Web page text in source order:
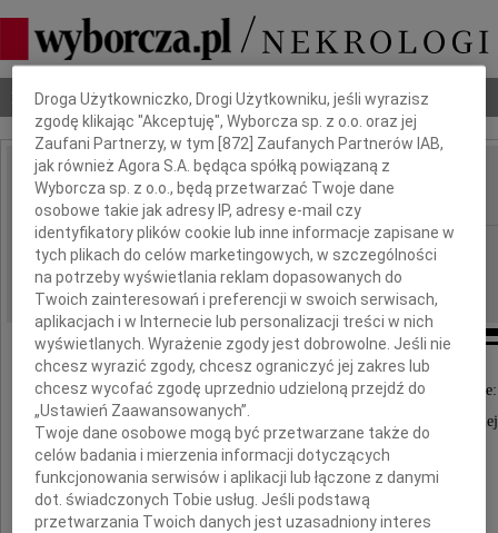
Nekrologi Odeszli Poradnik pogrzebowy
IMIĘ I NAZWISKO: Irena Reszka
REGION: Łódź
DATA EMISJI: 24.07.2009
Wszystkim Osobom wspierającym nas moralnie:
Proboszczowi Parafii Ewangelicko-Augsburskiej
ks. Piotrowi Gasiowi, Rodzinie,
Przyjaciołom ze studiów i z dawnych lat,
Druhom z żeglugi śródlądowej,
Dbamy o Twoją prywatność
Droga Użytkowniczko, Drogi Użytkowniku, jeśli wyrazisz
zgodę klikając "Akceptuję", Wyborcza sp. z o.o. oraz jej
Zaufani Partnerzy, w tym [872 ] Zaufanych Partnerów IAB,
jak również Agora S.A. będąca spółką powiązaną z
Wyborcza sp. z o.o., będą przetwarzać Twoje dane
osobowe takie jak adresy IP, adresy e-mail czy
identyfikatory plików cookie lub inne informacje zapisane w
tych plikach do celów marketingowych, w szczególności
na potrzeby wyświetlania reklam dopasowanych do
Twoich zainteresowań i preferencji w swoich serwisach,
aplikacjach i w Internecie lub personalizacji treści w nich
wyświetlanych. Wyrażenie zgody jest dobrowolne. Jeśli nie
chcesz wyrazić zgody, chcesz ograniczyć jej zakres lub
chcesz wycofać zgodę uprzednio udzieloną przejdź do
„Ustawień Zaawansowanych”.
Twoje dane osobowe mogą być przetwarzane także do
celów badania i mierzenia informacji dotyczących
funkcjonowania serwisów i aplikacji lub łączone z danymi
dot. świadczonych Tobie usług. Jeśli podstawą
przetwarzania Twoich danych jest uzasadniony interes